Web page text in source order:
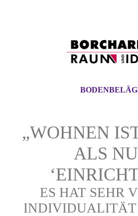
„WOHNEN
ALS
ES HAT SEHR
INDIVIDUALITÄT